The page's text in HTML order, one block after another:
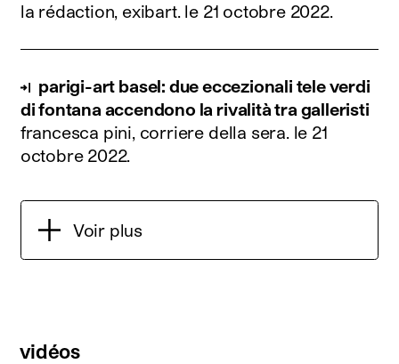
la rédaction, exibart. le 21 octobre 2022.
parigi-art basel: due eccezionali tele verdi
di fontana accendono la rivalità tra galleristi
francesca pini, corriere della sera. le 21
octobre 2022.
Voir plus
vidéos